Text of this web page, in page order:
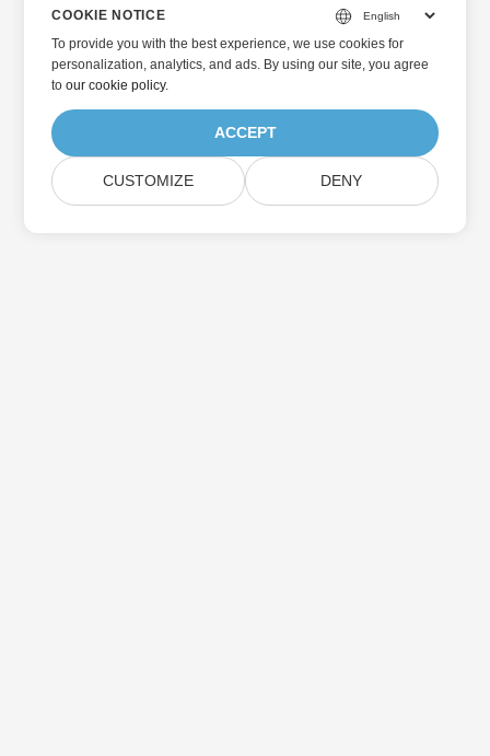
COOKIE NOTICE
To provide you with the best experience, we use cookies for
personalization, analytics, and ads. By using our site, you agree
toour cookie policy.
ACCEPT
CUSTOMIZE DENY